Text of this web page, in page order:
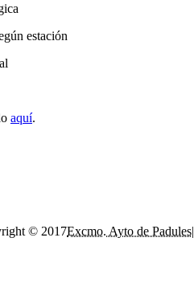
estación
aquí.
© 2017Excmo. Ayto de Padules|